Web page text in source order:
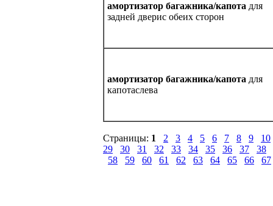
амортизатор багажника/капота для
задней дверис обеих сторон
амортизатор багажника/капота для
капотаслева
Страницы: 1 2 3 4 5 6 7 8 9
10
29
30 31 32 33 34 35 36 37
38
58
59 60 61 62 63 64 65 66 67